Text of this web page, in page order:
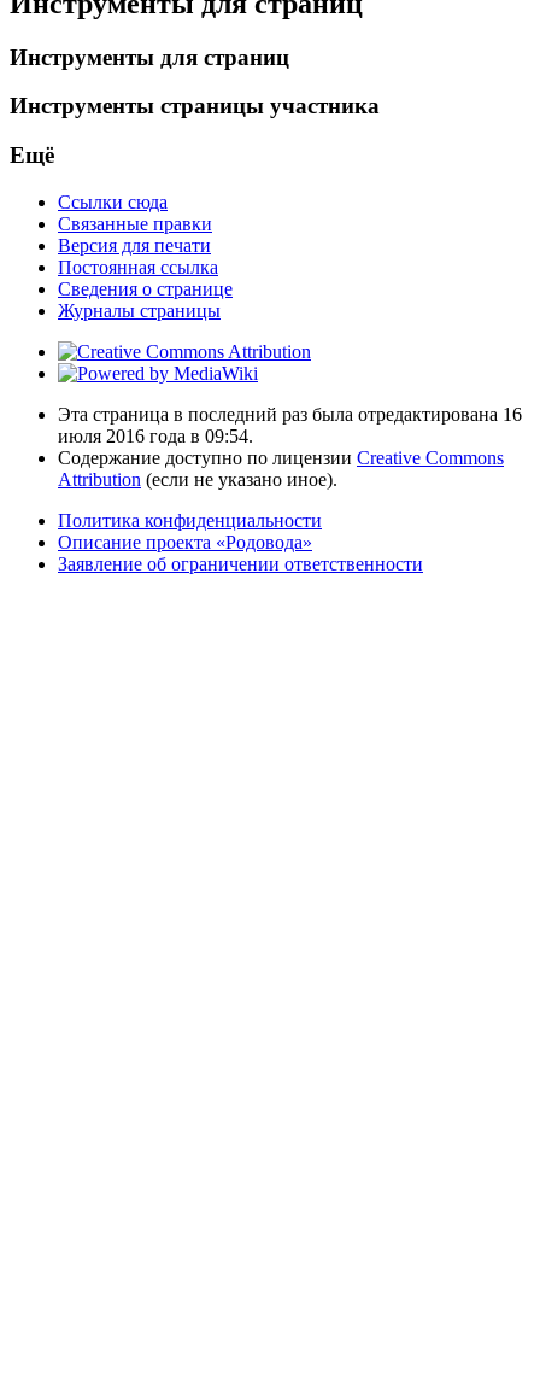
Инструменты для страниц
Инструменты страницы участника
Ещё
Ссылки сюда
Связанные правки
Версия для печати
Постоянная ссылка
Сведения о странице
Журналы страницы
Эта страница в последний раз была отредактирована 16
июля 2016 года в 09:54.
Содержание доступно по лицензии Creative Commons
Attribution (если не указано иное).
Политика конфиденциальности
Описание проекта «Родовода»
Заявление об ограничении ответственности